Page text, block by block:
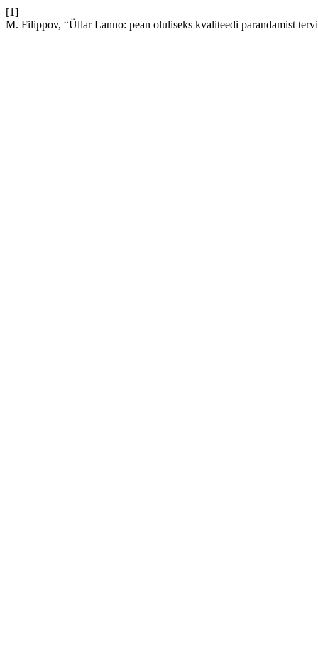
[1]
M. Filippov, “Üllar Lanno: pean oluliseks kvaliteedi parandamist